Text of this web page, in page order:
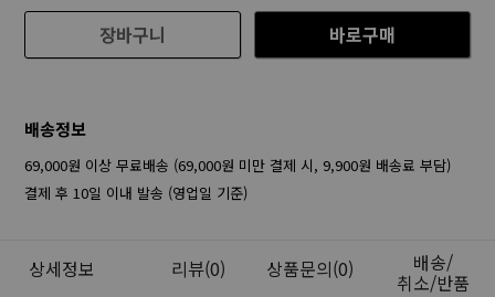
장바구니
바로구매
배송정보
69,000원 이상 무료배송 (69,000원 미만 결제 시, 9,900원 배송료 부담)
결제 후 10일 이내 발송 (영업일 기준)
상세정보 리뷰(0) 상품문의(0) 배송/
취소/반품